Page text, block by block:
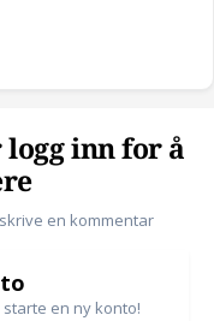
inn for å
en kommentar
en ny konto!